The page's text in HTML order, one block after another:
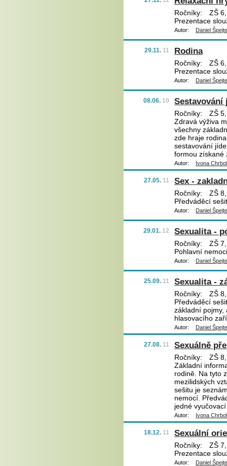
Ročníky:
ZŠ
Prezentace
Autor: Daniel
29.11. 11 Rodina
Ročníky:
ZŠ 6,
Prezentace
Autor: Daniel
08.06. 10 Sestavování
Ročníky:
ZŠ
Zdravá výživa
všechny
zde hraje
sestavování
formou získané
Autor: Ivona
27.05. 11 Sex -
Ročníky:
ZŠ
Předváděcí
Autor: Daniel
29.01. 12 Sexualita -
Ročníky:
ZŠ 7,
Pohlavní
Autor: Daniel
25.09. 11 Sexualita -
Ročníky:
ZŠ 8,
Předváděcí
základní pojmy,
hlasovacího
Autor: Daniel
27.08. 11 Sexuálně
Ročníky:
ZŠ
Základní
rodině. Na tyto
mezilidských
sešitu je
nemocí.
jedné
Autor: Ivona
18.12. 11 Sexuální
Ročníky:
ZŠ 7,
Prezentace
Autor: Daniel